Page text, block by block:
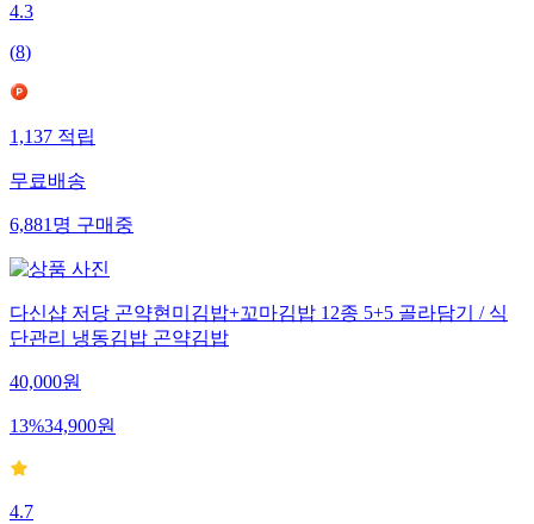
4.3
(8)
1,137 적립
무료배송
6,881 명 구매중
다신샵 저당 곤약현미김밥+꼬마김밥 12종 5+5 골라담기 / 식
단관리 냉동김밥 곤약김밥
40,000원
13%34,900원
4.7